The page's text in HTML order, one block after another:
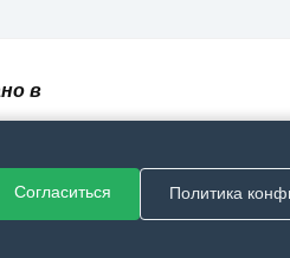
в
Согласиться Политика